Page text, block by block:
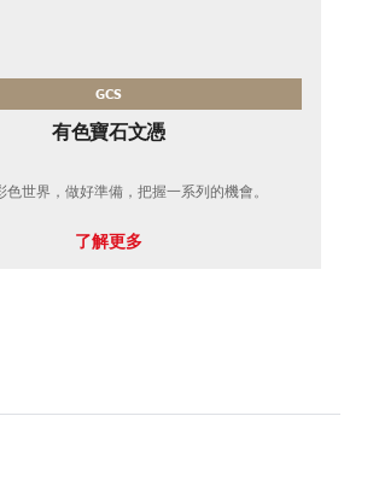
GCS
有色寶石文憑
色世界，做好準備，把握一系列的機會。
了解更多